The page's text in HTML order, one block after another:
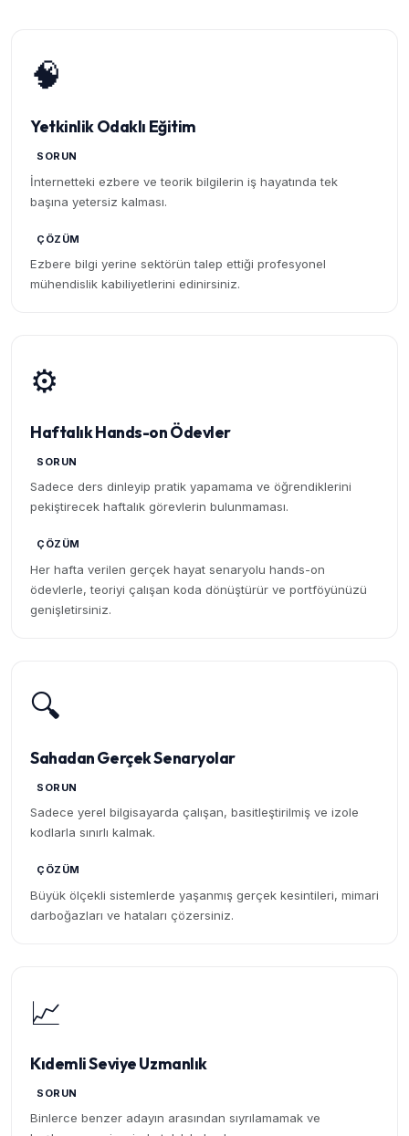
🧠
Yetkinlik Odaklı Eğitim
SORUN
İnternetteki ezbere ve teorik bilgilerin iş hayatında tek
başına yetersiz kalması.
ÇÖZÜM
Ezbere bilgi yerine sektörün talep ettiği profesyonel
mühendislik kabiliyetlerini edinirsiniz.
⚙️
Haftalık Hands-on Ödevler
SORUN
Sadece ders dinleyip pratik yapamama ve öğrendiklerini
pekiştirecek haftalık görevlerin bulunmaması.
ÇÖZÜM
Her hafta verilen gerçek hayat senaryolu hands-on
ödevlerle, teoriyi çalışan koda dönüştürür ve portföyünüzü
genişletirsiniz.
🔍
Sahadan Gerçek Senaryolar
SORUN
Sadece yerel bilgisayarda çalışan, basitleştirilmiş ve izole
kodlarla sınırlı kalmak.
ÇÖZÜM
Büyük ölçekli sistemlerde yaşanmış gerçek kesintileri, mimari
darboğazları ve hataları çözersiniz.
📈
Kıdemli Seviye Uzmanlık
SORUN
Binlerce benzer adayın arasından sıyrılamamak ve